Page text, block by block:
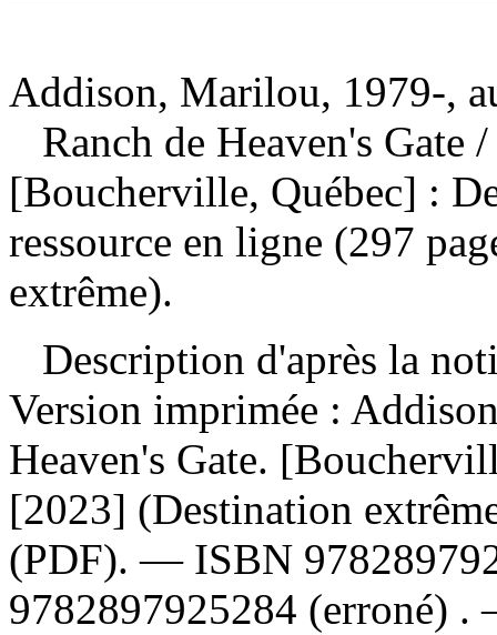
Addison, Marilou, 1979-,
Ranch de Heaven's Gate /
[Boucherville, Québec] :
ressource en ligne (297
extrême).
Description d'après la
Version imprimée :
Heaven's Gate.
[2023] (Destination
(PDF). — ISBN
9782897925284 (erroné)